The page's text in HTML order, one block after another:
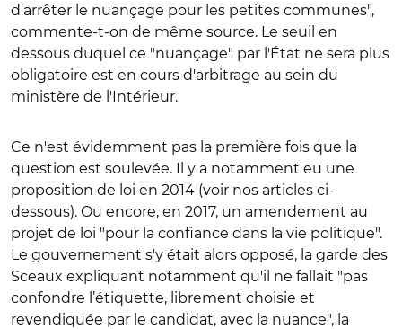
d'arrêter le nuançage pour les petites communes",
commente-t-on de même source. Le seuil en
dessous duquel ce "nuançage" par l'État ne sera plus
obligatoire est en cours d'arbitrage au sein du
ministère de l'Intérieur.
Ce n'est évidemment pas la première fois que la
question est soulevée. Il y a notamment eu une
proposition de loi en 2014 (voir nos articles ci-
dessous). Ou encore, en 2017, un amendement au
projet de loi "pour la confiance dans la vie politique".
Le gouvernement s'y était alors opposé, la garde des
Sceaux expliquant notamment qu'il ne fallait "pas
confondre l’étiquette, librement choisie et
revendiquée par le candidat, avec la nuance", la